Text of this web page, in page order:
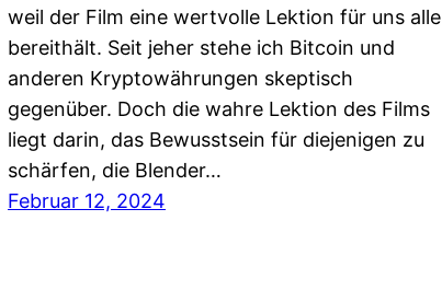
weil der Film eine wertvolle Lektion für uns alle
bereithält. Seit jeher stehe ich Bitcoin und
anderen Kryptowährungen skeptisch
gegenüber. Doch die wahre Lektion des Films
liegt darin, das Bewusstsein für diejenigen zu
schärfen, die Blender…
Februar 12, 2024